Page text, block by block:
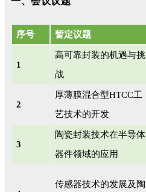
序号 暂定议题
1
高可靠封装的机遇与挑
战
2
厚薄膜混合型HTCC工
艺技术的开发
3
陶瓷封装技术在半导体
器件领域的应用
传感器技术的发展及陶